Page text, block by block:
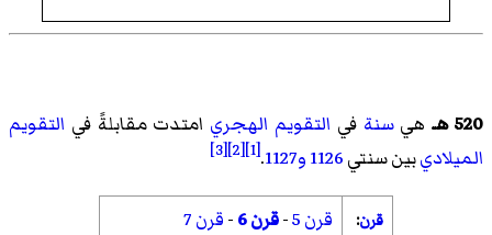
520 هـ هيسنة في التقويم الهجري امتدت مقابلةً في التقويم
الميلاديبين سنتي1126و1127 .
[1]
[2]
[3]
قرن: قرن 5 -قرن 6 -قرن 7